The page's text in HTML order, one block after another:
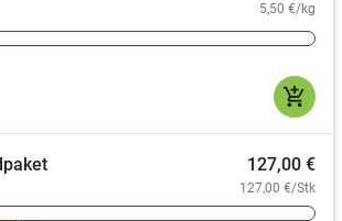
5,50 €/kg
add_shopping_cart
127,00 €
127,00 €/Stk